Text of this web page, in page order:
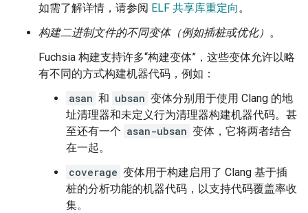
如需了解详情，请参阅 ELF 共享库重定向。
构建二进制文件的不同变体（例如插桩或优化） 。
Fuchsia 构建支持许多“构建变体”，这些变体允许以略
有不同的方式构建机器代码，例如：
asan 和 ubsan 变体分别用于使用 Clang 的地
址清理器和未定义行为清理器构建机器代码。甚
至还有一个 asan-ubsan 变体，它将两者结合
在一起。
coverage 变体用于构建启用了 Clang 基于插
桩的分析功能的机器代码，以支持代码覆盖率收
集。